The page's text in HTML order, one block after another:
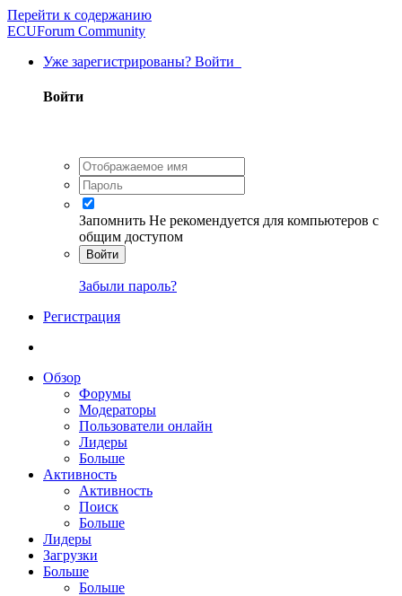
Перейти к содержанию
ECUForum Community
Уже зарегистрированы? Войти
Войти
Запомнить Не рекомендуется для компьютеров с
общим доступом
Войти
Забыли пароль?
Регистрация
Обзор
Форумы
Модераторы
Пользователи онлайн
Лидеры
Больше
Активность
Активность
Поиск
Больше
Лидеры
Загрузки
Больше
Больше